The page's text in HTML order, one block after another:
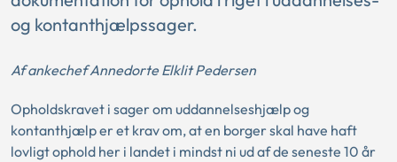
og kontanthjælpssager.
Af ankechef Annedorte Elklit Pedersen
Opholdskravet i sager om uddannelseshjælp og
kontanthjælp er et krav om, at en borger skal have haft
lovligt ophold her i landet i mindst ni ud af de seneste 10 år